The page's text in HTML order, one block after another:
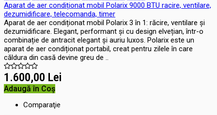
Aparat de aer condiționat mobil Polarix 9000 BTU racire, ventilare,
dezumidificare, telecomanda, timer
Aparat de aer condiționat mobil Polarix 3 în 1: răcire, ventilare și
dezumidificare. Elegant, performant și cu design elvețian, într-o
combinație de antracit elegant și auriu luxos. Polarix este un
aparat de aer condiționat portabil, creat pentru zilele în care
căldura din casă devine greu de ..
1.600,00 Lei
Adaugă în Coş
Comparaţie